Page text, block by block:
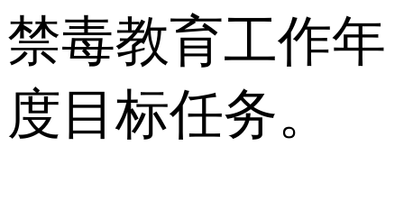
禁毒教育工作年
度目标任务。